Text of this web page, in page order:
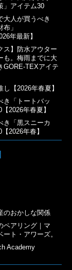
」アイテム30
大人が買うべき
布」
年最新】
ス】防水アウター
も。梅雨までに大
GORE-TEXアイテ
し【2026年春夏】
き「トートバッ
2026年春夏】
き「黒スニーカ
2026年春】
のおかしな関係
ペアリング｜マ
ート・アワーズ。
Academy